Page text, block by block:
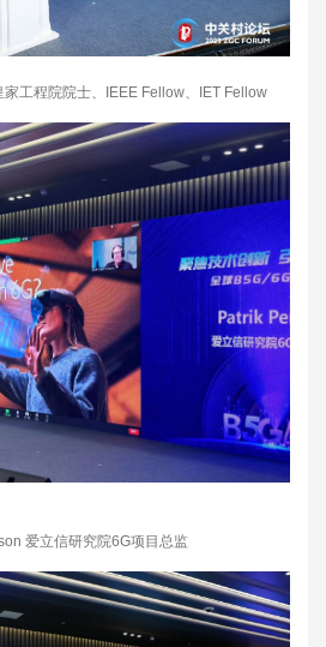
工程院院士、IEEE Fellow、IET Fellow
爱立信研究院6G项目总监